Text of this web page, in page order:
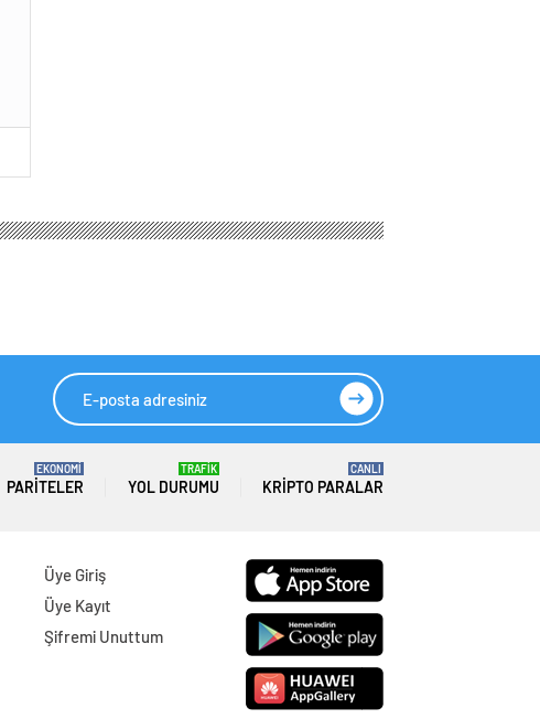
PARITELER
EKONOMİ
YOL DURUMU
TRAFİK
KRIPTO PARALAR
CANLI
Üye Giriş
Üye Kayıt
Şifremi Unuttum